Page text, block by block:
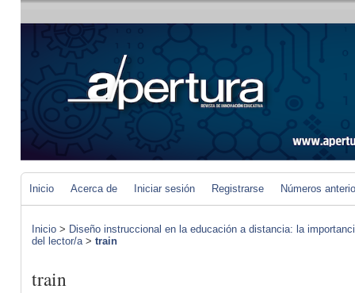
Inicio Acerca de Iniciar sesión Registrarse Números
Inicio > Diseño instruccional en la educación a distancia: la
del lector/a> train
train